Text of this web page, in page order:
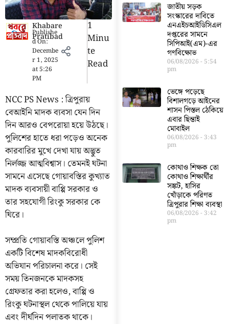
Khabare
Pratibad
Publishe
d On:
Decembe
r 1, 2025
at5:26
PM
1
Minu
Te
Read
NCC PS News : ত্রিপুরায়
বেআইনি মাদক ব্যবসা যেন দিন
দিন আরও বেপরোয়া হয়ে উঠছে।
পুলিশের হাতে ধরা পড়েও অনেক
কারবারির মুখে দেখা যায় অদ্ভুত
নির্লজ্জ আত্মবিশ্বাস। তেমনই ঘটনা
সামনে এসেছে গোয়াবস্তির কুখ্যাত
মাদক ব্যবসায়ী বাপ্পি সরকার ও
তার সহযোগী রিংকু সরকার কে
ঘিরে।
সম্প্রতি গোয়াবস্তি অঞ্চলে পুলিশ
একটি বিশেষ মাদকবিরোধী
অভিযান পরিচালনা করে। সেই
সময় তিনজনকে মাদকসহ
গ্রেফতার করা হলেও, বাপ্পি ও
রিংকু ঘটনাস্থল থেকে পালিয়ে যায়
এবং দীর্ঘদিন পলাতক থাকে।
জাতীয় সড়ক
সংস্কারের দাবিতে
এনএইচআইডিসিএল
দপ্তরের সামনে
সিপিআই(এম)-এর
গণবিক্ষোভ
06/08/2026 5:54
pm
ভেঙ্গে পড়েছে
বিশালগড়ে আইনের
শাসন পিস্তল ঠেকিয়ে
এবার ছিন্তাই
মোবাইল
06/08/2026 3:43
pm
কোথাও শিক্ষক তো
কোথাও শিক্ষার্থীর
সঙ্কট, হাসির
খোঁড়াকে পরিণত
ত্রিপুরার শিক্ষা ব্যবস্থা
06/08/2026 3:42
pm